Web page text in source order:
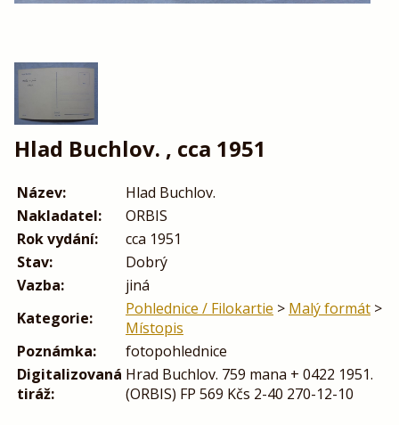
Hlad Buchlov. , cca 1951
Název:
Hlad Buchlov.
Nakladatel:
ORBIS
Rok vydání:
cca 1951
Stav:
Dobrý
Vazba:
jiná
Kategorie:
Pohlednice / Filokartie > Malý formát >
Místopis
Poznámka:
fotopohlednice
Digitalizovaná
tiráž:
Hrad Buchlov. 759 mana + 0422 1951.
(ORBIS) FP 569 Kčs 2-40 270-12-10